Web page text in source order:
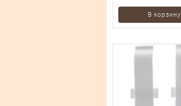
В корзину